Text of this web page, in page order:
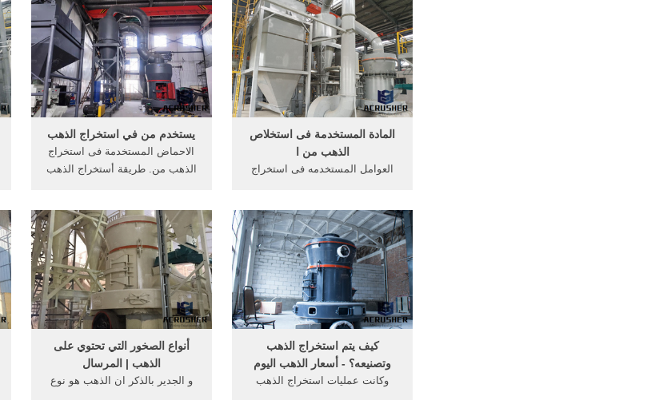
10 نيسان (إبريل) 2012 العوامل
المستخدمه فى استخراج. الحصول
على السعر
في باطن الأرض يصل لعمق 40 متر
... أفضل جهاز كشف الذهب الخام
يعمل من خلال النظام الاستشعاري
ويصل لعمق 30 متر
يستخدم من في استخراج الذهب
الاحماض المستخدمة فى استخراج
الذهب من. طريقة أستخراج الذهب
يدخل الذهب في العديد من الدوائر
الالكترونية خاصة أجهزة الكمبيوتر
التى تتعامل مع .
المادة المستخدمة فى استخلاص
الذهب من ا
العوامل المستخدمه فى استخراج
المستخدمة في استخلاص الذهب
المستخدمة في استخلاص الذهب .
عليها الدولة كثيرا في الخروج من
الأزمة ...
أنواع الصخور التي تحتوي على
الذهب | المرسال
و الجدير بالذكر ان الذهب هو نوع
كيف يتم استخراج الذهب
وتصنيعه؟ - أسعار الذهب اليوم
وكانت عمليات استخراج الذهب